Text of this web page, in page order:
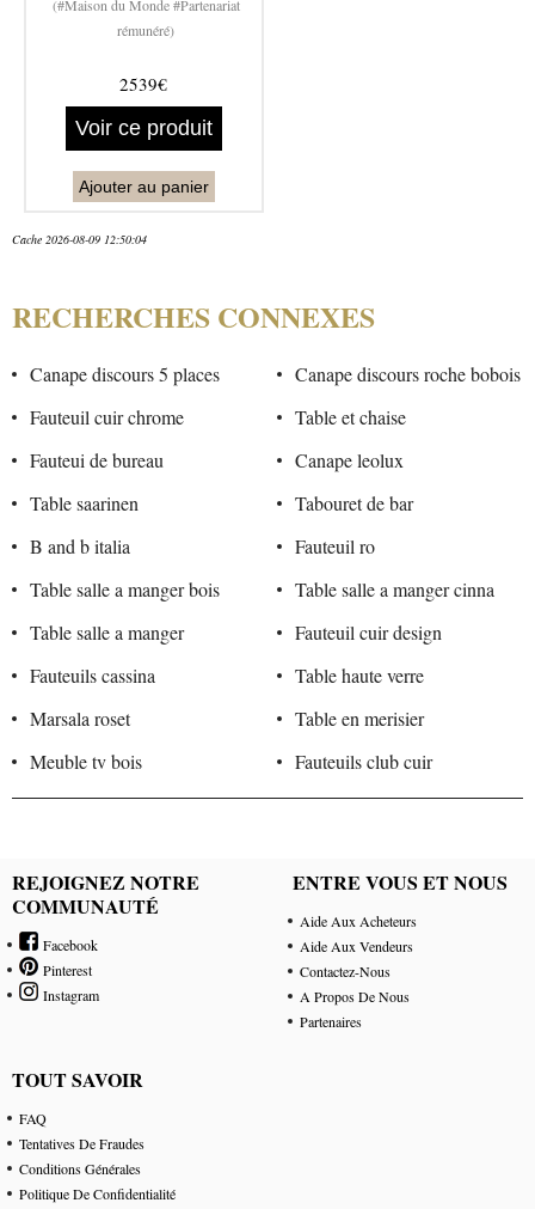
(#Maison du Monde #Partenariat
rémunéré)
2539€
Voir ce produit
Ajouter au panier
Cache 2026-08-09 12:50:04
RECHERCHES CONNEXES
Canape discours 5 places
Canape discours roche bobois
Fauteuil cuir chrome
Table et chaise
Fauteui de bureau
Canape leolux
Table saarinen
Tabouret de bar
B and b italia
Fauteuil ro
Table salle a manger bois
Table salle a manger cinna
Table salle a manger
Fauteuil cuir design
Fauteuils cassina
Table haute verre
Marsala roset
Table en merisier
Meuble tv bois
Fauteuils club cuir
REJOIGNEZ NOTRE
COMMUNAUTÉ
Facebook
Pinterest
Instagram
ENTRE VOUS ET NOUS
Aide Aux Acheteurs
Aide Aux Vendeurs
Contactez-Nous
A Propos De Nous
Partenaires
TOUT SAVOIR
FAQ
Tentatives De Fraudes
Conditions Générales
Politique De Confidentialité